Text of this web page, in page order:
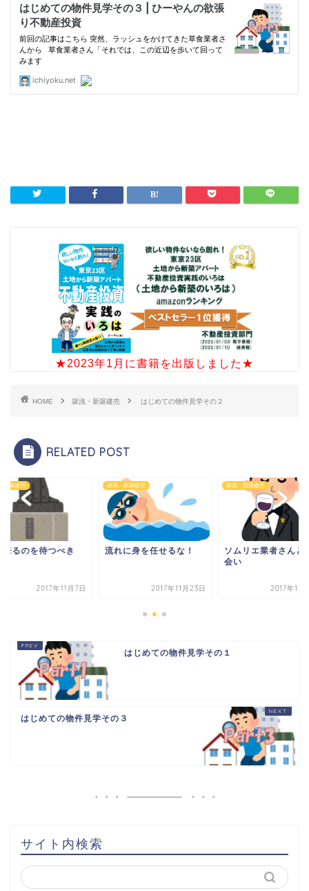
★2023年1月に書籍を出版しました★
HOME 築浅・新築建売 はじめての物件見学その２
RELATED POST
新築建売
来るのを待つべき
2017年11月7日
築浅・新築建売
流れに身を任せるな！
2017年11月23日
築浅・新築建売
ソムリエ業者さんと
会い
2017年11
はじめての物件見学その１
はじめての物件見学その３
サイト内検索
HOME
書籍出版
問い合わせ